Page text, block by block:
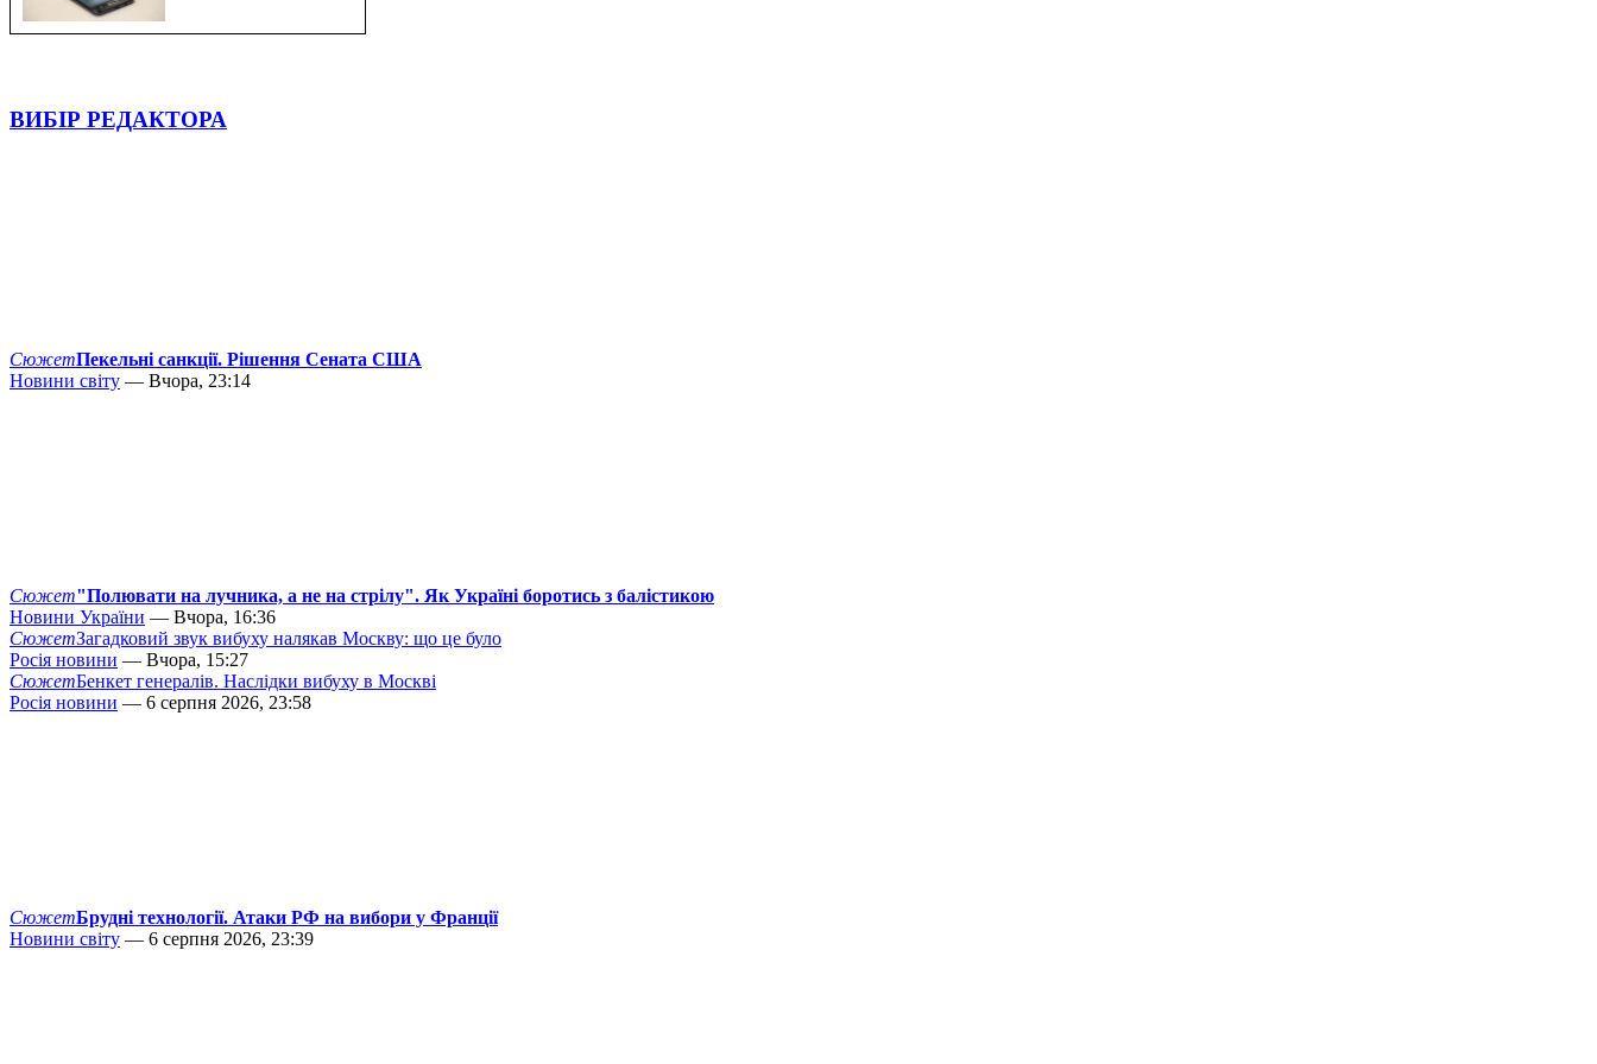
ВИБІР РЕДАКТОРА
СюжетПекельні санкції. Рішення Сената США
Новини світу — Вчора, 23:14
Сюжет"Полювати на лучника, а не на стрілу". Як Україні боротись з балістикою
Новини України — Вчора, 16:36
СюжетЗагадковий звук вибуху налякав Москву: що це було
Росія новини — Вчора, 15:27
СюжетБенкет генералів. Наслідки вибуху в Москві
Росія новини — 6 серпня 2026, 23:58
СюжетБрудні технології. Атаки РФ на вибори у Франції
Новини світу — 6 серпня 2026, 23:39